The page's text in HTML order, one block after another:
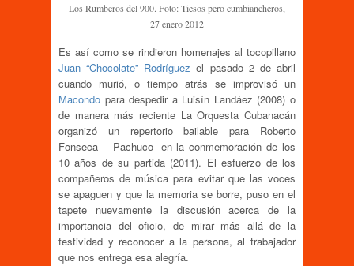
Los Rumberos del 900. Foto: Tiesos pero cumbiancheros,
27 enero 2012
Es así como se rindieron homenajes al tocopillano
Juan “Chocolate” Rodríguez el pasado 2 de abril
cuando murió, o tiempo atrás se improvisó un
Macondo para despedir a Luisín Landáez (2008) o
de manera más reciente La Orquesta Cubanacán
organizó un repertorio bailable para Roberto
Fonseca – Pachuco- en la conmemoración de los
10 años de su partida (2011). El esfuerzo de los
compañeros de música para evitar que las voces
se apaguen y que la memoria se borre, puso en el
tapete nuevamente la discusión acerca de la
importancia del oficio, de mirar más allá de la
festividad y reconocer a la persona, al trabajador
que nos entrega esa alegría.